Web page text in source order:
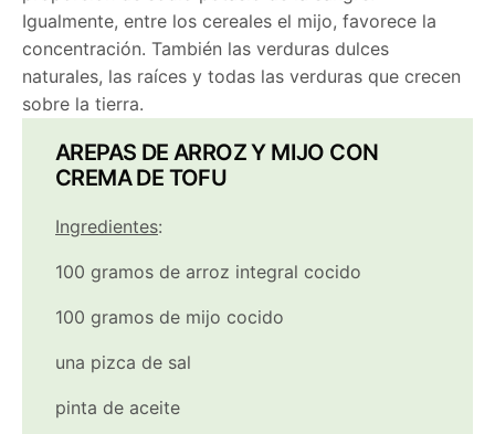
Igualmente, entre los cereales el mijo, favorece la
concentración. También las verduras dulces
naturales, las raíces y todas las verduras que crecen
sobre la tierra.
AREPAS DE ARROZ Y MIJO CON
CREMA DE TOFU
Ingredientes:
100 gramos de arroz integral cocido
100 gramos de mijo cocido
una pizca de sal
pinta de aceite